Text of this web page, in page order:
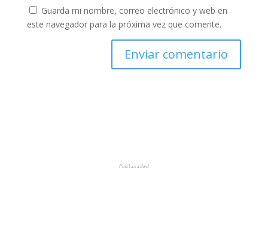
Guarda mi nombre, correo electrónico y web en
este navegador para la próxima vez que comente.
Publicidad